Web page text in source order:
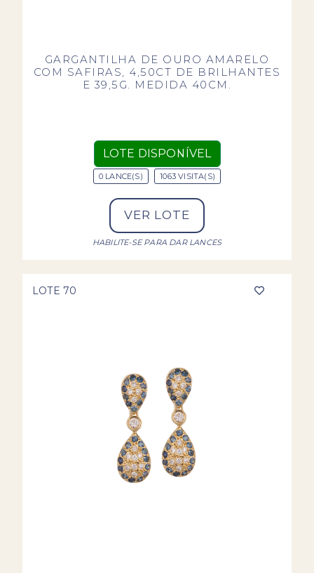
GARGANTILHA DE OURO AMARELO
COM SAFIRAS, 4,50CT DE BRILHANTES
E 39,5G. MEDIDA 40CM.
LOTE DISPONÍVEL
0 LANCE(S) 1063 VISITA(S)
VER LOTE
HABILITE-SE PARA DAR LANCES
LOTE 70